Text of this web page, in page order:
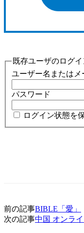
既存ユーザのログイ
ユーザー名またはメ
パスワード
ログイン状態を
前の記事BIBLE「愛」
次の記事中国 オンラ